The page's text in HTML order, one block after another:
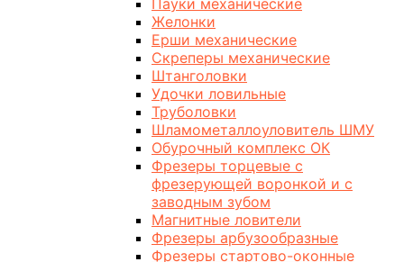
Пауки механические
Желонки
Ерши механические
Скреперы механические
Штанголовки
Удочки ловильные
Труболовки
Шламометаллоуловитель ШМУ
Обурочный комплекс ОК
Фрезеры торцевые с
фрезерующей воронкой и с
заводным зубом
Магнитные ловители
Фрезеры арбузообразные
Фрезеры стартово-оконные